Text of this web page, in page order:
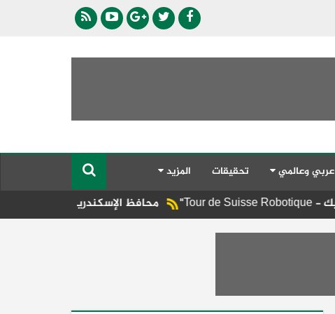
عربي وعالمي تحقيقات المزيد
محافظ الإسكندرية يوجه برفع الإشغالات